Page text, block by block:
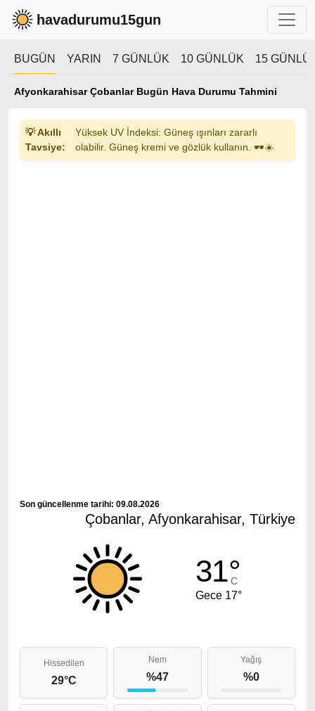
havadurumu15gun
BUGÜN YARIN 7 GÜNLÜK 10 GÜNLÜK 15
Afyonkarahisar Çobanlar Bugün Hava Durumu Tahmini
💡 Akıllı
Tavsiye:
Yüksek UV İndeksi: Güneş ışınları zararlı
olabilir. Güneş kremi ve gözlük kullanın. 🕶️☀️
Son güncellenme tarihi: 09.08.2026
Çobanlar, Afyonkarahisar, Türkiye
31°
C
Gece 17°
Hissedilen
29°C
Nem
%47
Yağış
%0